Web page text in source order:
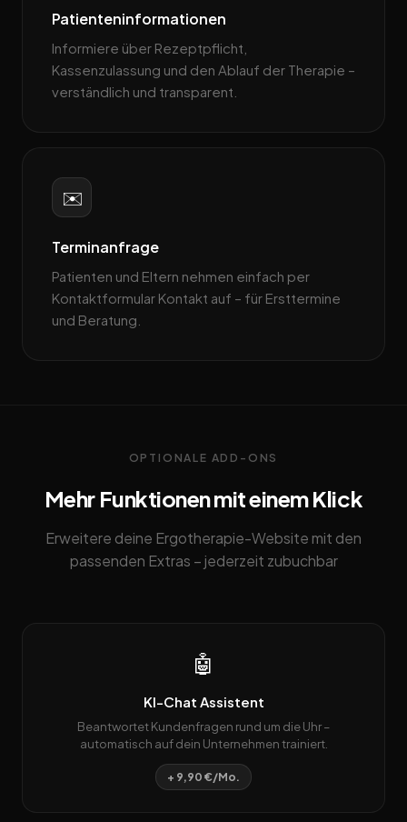
Patienteninformationen
Informiere über Rezeptpflicht,
Kassenzulassung und den Ablauf der Therapie –
verständlich und transparent.
✉️
Terminanfrage
Patienten und Eltern nehmen einfach per
Kontaktformular Kontakt auf – für Ersttermine
und Beratung.
OPTIONALE ADD-ONS
Mehr Funktionen mit einem Klick
Erweitere deine Ergotherapie-Website mit den
passenden Extras – jederzeit zubuchbar
🤖
KI-Chat Assistent
Beantwortet Kundenfragen rund um die Uhr –
automatisch auf dein Unternehmen trainiert.
+ 9,90 €/Mo.